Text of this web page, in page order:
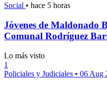
Social • hace 5 horas
Jóvenes de Maldonado
Comunal Rodríguez
Lo más visto
1
Policiales y Judiciales • 06 Aug